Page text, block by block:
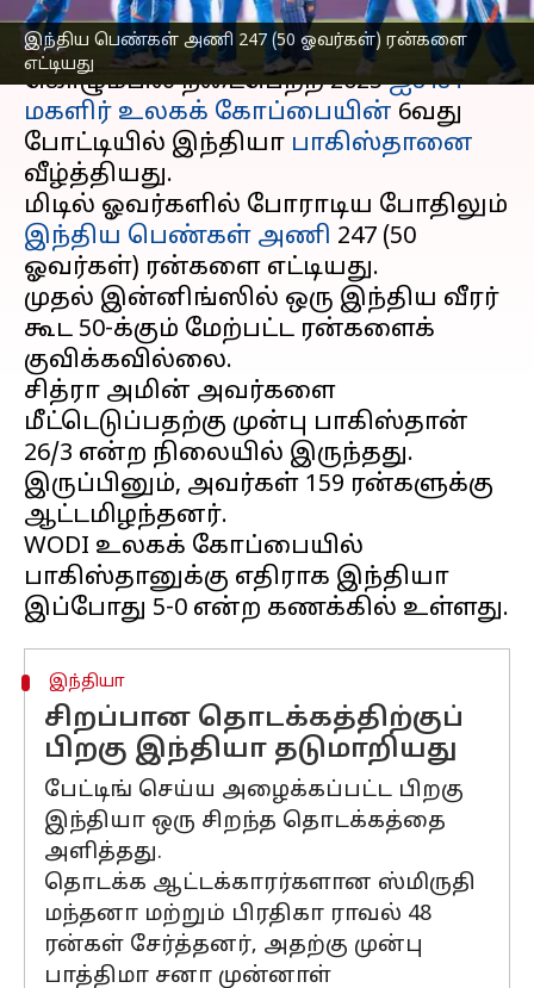
இந்திய பெண்கள் அணி 247 (50 ஓவர்கள்) ரன்களை
எட்டியது
செய்தி முன்னோட்டம்
கொழும்பில் நடைபெற்ற 2025ஐசிசி
மகளிர் உலகக் கோப்பையின் 6வது
போட்டியில் இந்தியா பாகிஸ்தானை
வீழ்த்தியது.
மிடில் ஓவர்களில் போராடிய போதிலும்
இந்திய பெண்கள் அணி 247 (50
ஓவர்கள்) ரன்களை எட்டியது.
முதல் இன்னிங்ஸில் ஒரு இந்திய வீரர்
கூட 50-க்கும் மேற்பட்ட ரன்களைக்
குவிக்கவில்லை.
சித்ரா அமின் அவர்களை
மீட்டெடுப்பதற்கு முன்பு பாகிஸ்தான்
26/3 என்ற நிலையில் இருந்தது.
இருப்பினும், அவர்கள் 159 ரன்களுக்கு
ஆட்டமிழந்தனர்.
WODI உலகக் கோப்பையில்
பாகிஸ்தானுக்கு எதிராக இந்தியா
இந்தியா
சிறப்பான தொடக்கத்திற்குப்
பிறகு இந்தியா தடுமாறியது
பேட்டிங் செய்ய அழைக்கப்பட்ட பிறகு
இந்தியா ஒரு சிறந்த தொடக்கத்தை
அளித்தது.
தொடக்க ஆட்டக்காரர்களான ஸ்மிருதி
மந்தனா மற்றும் பிரதிகா ராவல் 48
ரன்கள் சேர்த்தனர், அதற்கு முன்பு
பாத்திமா சனா முன்னாள்